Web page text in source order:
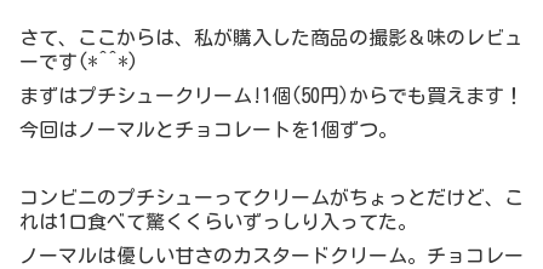
さて、ここからは、私が購入した商品の撮影＆味のレビュ
ーです(*^^*)
まずはプチシュークリーム!1個(50円)からでも買えます！
今回はノーマルとチョコレートを1個ずつ。
コンビニのプチシューってクリームがちょっとだけど、こ
れは1口食べて驚くくらいずっしり入ってた。
ノーマルは優しい甘さのカスタードクリーム。チョコレー